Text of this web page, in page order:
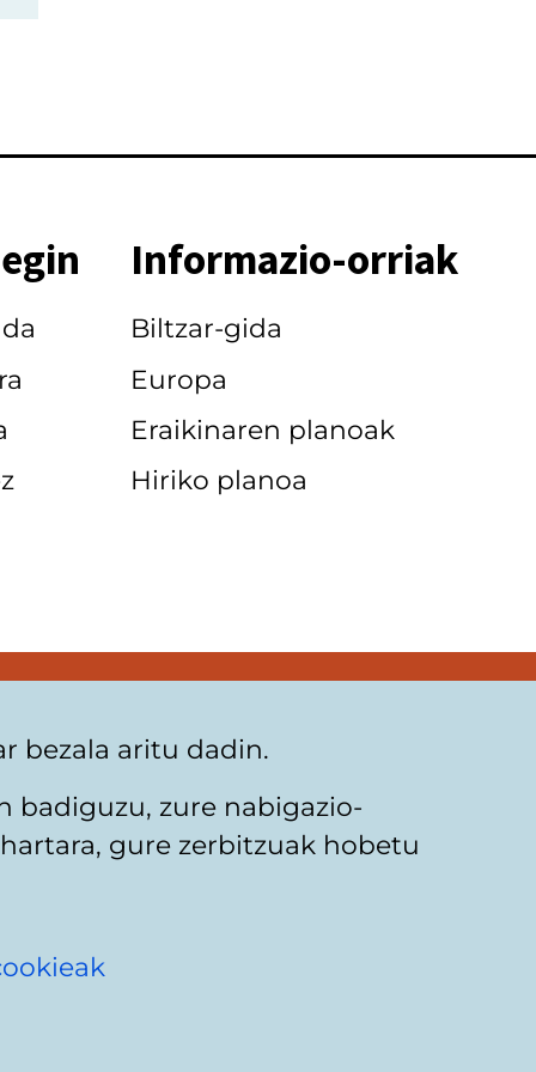
Informazio-orriak
Biltzar-gida
Europa
Eraikinaren planoak
Hiriko planoa
bezala aritu dadin.
badiguzu, zure nabigazio-
gure zerbitzuak hobetu